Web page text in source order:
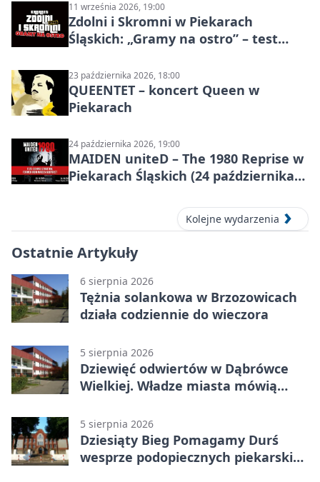
11 września 2026, 19:00
Zdolni i Skromni w Piekarach
Śląskich: „Gramy na ostro” – test
23 października 2026, 18:00
QUEENTET – koncert Queen w
Piekarach
24 października 2026, 19:00
MAIDEN uniteD – The 1980 Reprise w
Piekarach Śląskich (24 października
Kolejne wydarzenia
Ostatnie Artykuły
6 sierpnia 2026
Tężnia solankowa w Brzozowicach
działa codziennie do wieczora
5 sierpnia 2026
Dziewięć odwiertów w Dąbrówce
Wielkiej. Władze miasta mówią
5 sierpnia 2026
Dziesiąty Bieg Pomagamy Durś
wesprze podopiecznych piekarskich